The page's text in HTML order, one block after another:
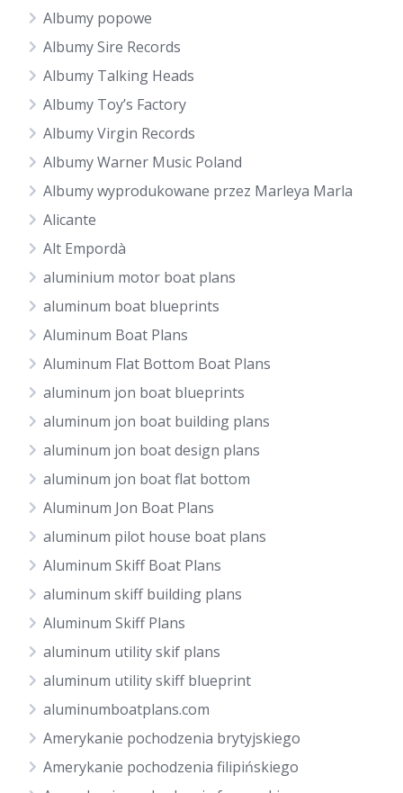
Albumy popowe
Albumy Sire Records
Albumy Talking Heads
Albumy Toy’s Factory
Albumy Virgin Records
Albumy Warner Music Poland
Albumy wyprodukowane przez Marleya Marla
Alicante
Alt Empordà
aluminium motor boat plans
aluminum boat blueprints
Aluminum Boat Plans
Aluminum Flat Bottom Boat Plans
aluminum jon boat blueprints
aluminum jon boat building plans
aluminum jon boat design plans
aluminum jon boat flat bottom
Aluminum Jon Boat Plans
aluminum pilot house boat plans
Aluminum Skiff Boat Plans
aluminum skiff building plans
Aluminum Skiff Plans
aluminum utility skif plans
aluminum utility skiff blueprint
aluminumboatplans.com
Amerykanie pochodzenia brytyjskiego
Amerykanie pochodzenia filipińskiego